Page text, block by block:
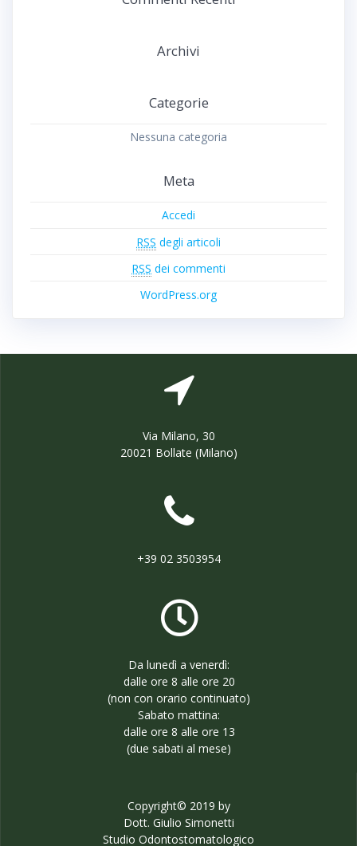
Archivi
Categorie
Nessuna categoria
Meta
Accedi
RSS degli articoli
RSS dei commenti
WordPress.org
Via Milano, 30
20021 Bollate (Milano)
+39 02 3503954
Da lunedì a venerdì:
dalle ore 8 alle ore 20
(non con orario continuato)
Sabato mattina:
dalle ore 8 alle ore 13
(due sabati al mese)
Copyright© 2019 by
Dott. Giulio Simonetti
Studio Odontostomatologico